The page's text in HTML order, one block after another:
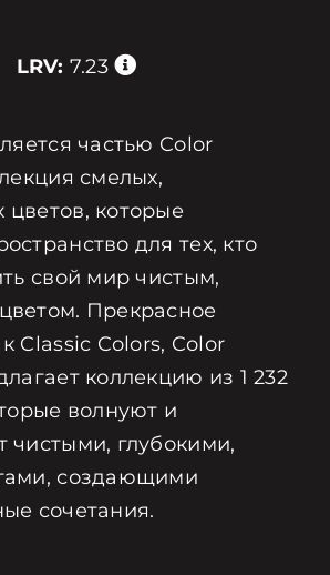
LRV: 7.23
частью Color
смелых,
которые
для тех, кто
свой мир чистым,
Прекрасное
Classic Colors, Color
коллекцию из 1 232
волнуют и
чистыми, глубокими,
создающими
сочетания.